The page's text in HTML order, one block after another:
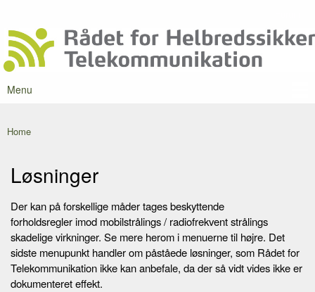
content
Rådet for
Helbredssikker
Telekommunikation
Danmarks
førende
portal om
mobilstråling
Main menu
Menu
You are here
Home
Løsninger
Der kan på forskellige måder tages beskyttende
forholdsregler imod mobilstrålings / radiofrekvent strålings
skadelige virkninger. Se mere herom i menuerne til højre. Det
sidste menupunkt handler om påståede løsninger, som Rådet for
Telekommunikation ikke kan anbefale, da der så vidt vides ikke er
dokumenteret effekt.